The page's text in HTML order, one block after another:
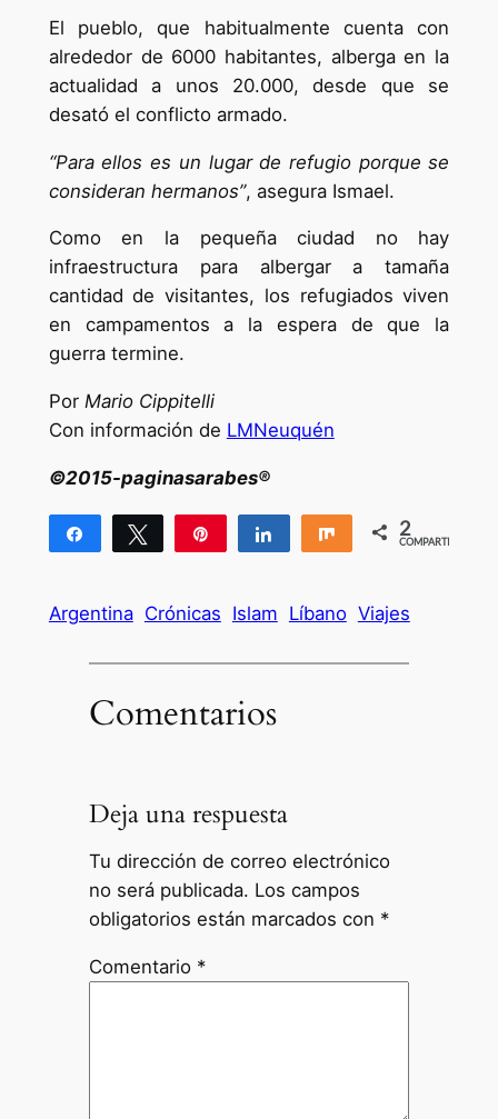
El pueblo, que habitualmente cuenta con
alrededor de 6000 habitantes, alberga en la
actualidad a unos 20.000, desde que se
desató el conflicto armado.
“Para ellos es un lugar de refugio porque se
consideran hermanos”, asegura Ismael.
Como en la pequeña ciudad no hay
infraestructura para albergar a tamaña
cantidad de visitantes, los refugiados viven
en campamentos a la espera de que la
guerra termine.
Por Mario Cippitelli
Con información de LMNeuquén
©2015-paginasarabes®
Compartir Twittear Compartir Compartir
2
COMPARTIR
Argentina Crónicas Islam Líbano Viajes
Comentarios
Deja una respuesta
Tu dirección de correo electrónico
no será publicada. Los campos
obligatorios están marcados con *
Comentario *